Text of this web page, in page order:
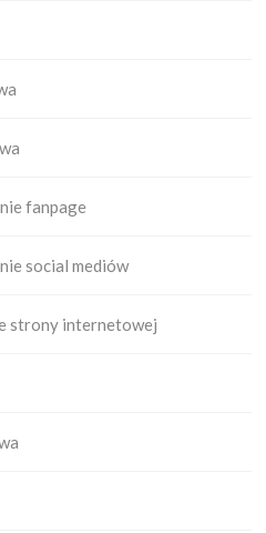
fanpage
social mediów
strony internetowej